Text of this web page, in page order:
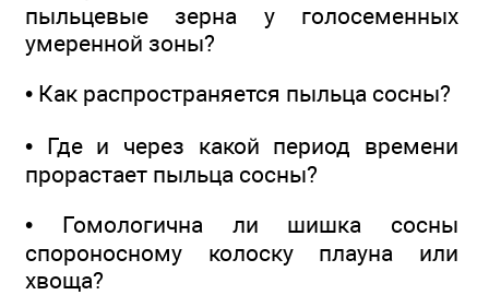
пыльцевые зерна у голосеменных
умеренной зоны?
• Как распространяется пыльца сосны?
• Где и через какой период времени
прорастает пыльца сосны?
• Гомологична ли шишка сосны
спороносному колоску плауна или
хвоща?